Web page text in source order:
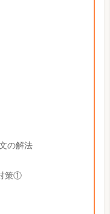
の解法
策①